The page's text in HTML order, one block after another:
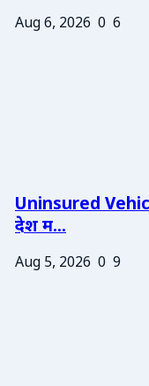
Aug 6, 2026 0 6
Uninsured
देश म...
Aug 5, 2026 0 9